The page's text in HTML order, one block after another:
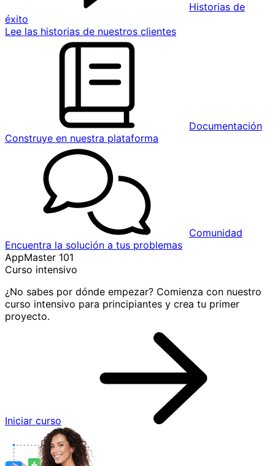
Historias de
éxito
Lee las historias de nuestros clientes
Documentación
Construye en nuestra plataforma
Comunidad
Encuentra la solución a tus problemas
AppMaster 101
Curso intensivo
¿No sabes por dónde empezar? Comienza con nuestro
curso intensivo para principiantes y crea tu primer
proyecto.
Iniciar curso